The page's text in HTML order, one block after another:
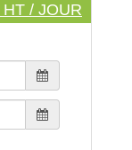
HT / JOUR